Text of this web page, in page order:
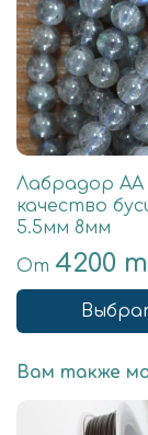
Лабрадор АА
качество
5.5мм 8мм
От 4200
Вам также